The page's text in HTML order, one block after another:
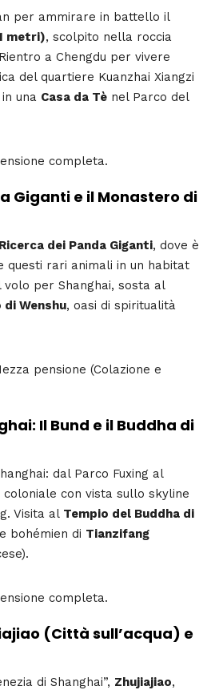
per ammirare in battello il
metri), scolpito nella roccia
a Chengdu per vivere
del quartiere Kuanzhai Xiangzi
una Casa da Tè nel Parco del
completa.
Giganti e il Monastero di
dei Panda Giganti, dove è
questi rari animali in un habitat
per Shanghai, sosta al
Wenshu, oasi di spiritualità
pensione (Colazione e
Il Bund e il Buddha di
dal Parco Fuxing al
coloniale con vista sullo skyline
Visita al Tempio del Buddha di
bohémien di Tianzifang
completa.
(Città sull’acqua) e
di Shanghai”, Zhujiajiao,